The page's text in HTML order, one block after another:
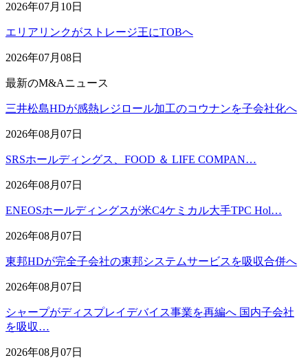
2026年07月10日
エリアリンクがストレージ王にTOBへ
2026年07月08日
最新のM&Aニュース
三井松島HDが感熱レジロール加工のコウナンを子会社化へ
2026年08月07日
SRSホールディングス、FOOD ＆ LIFE COMPAN…
2026年08月07日
ENEOSホールディングスが米C4ケミカル大手TPC Hol…
2026年08月07日
東邦HDが完全子会社の東邦システムサービスを吸収合併へ
2026年08月07日
シャープがディスプレイデバイス事業を再編へ 国内子会社
を吸収…
2026年08月07日